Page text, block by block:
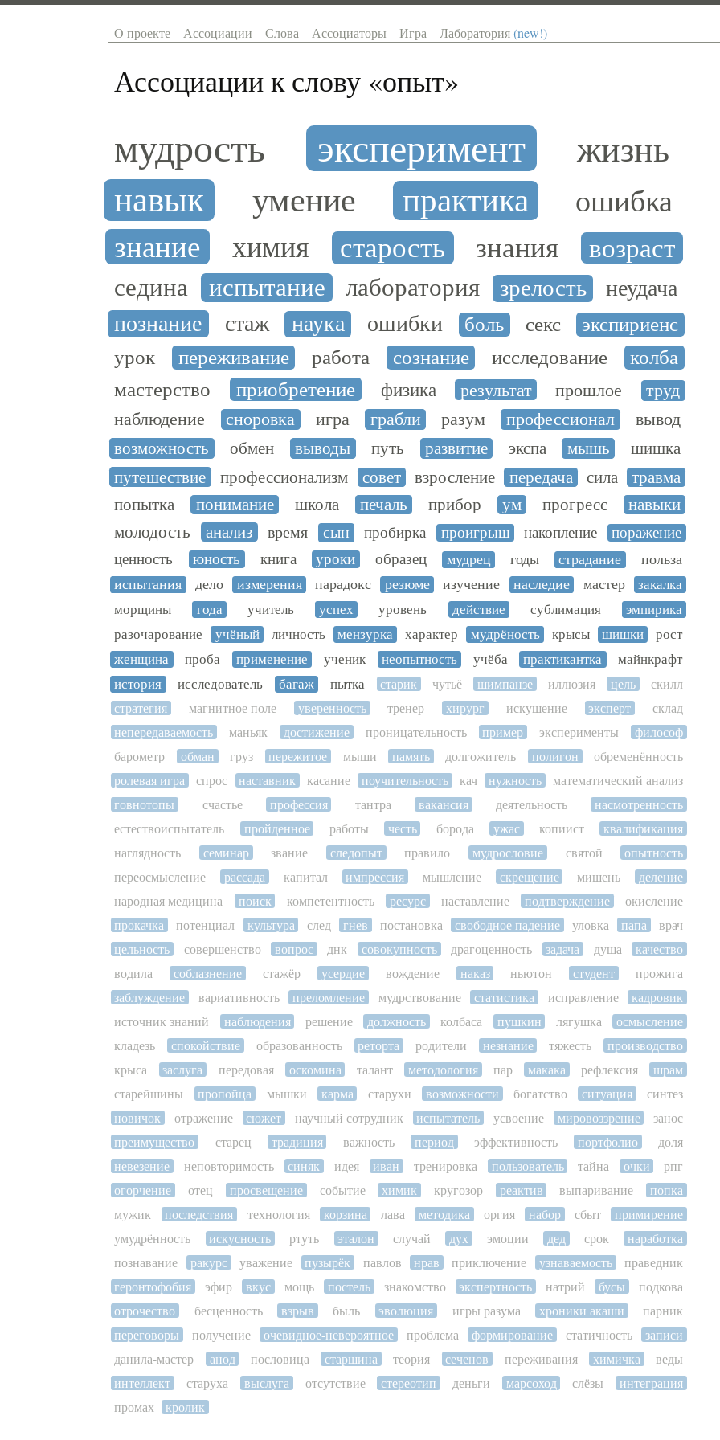
О проекте Ассоциации Слова Ассоциаторы Игра Лаборатория(new!)
Ассоциации к слову «опыт»
мудрость эксперимент
жизнь
навык
умение практика ошибка
знание химия старость знания возраст
седина испытание лаборатория зрелость
неудача
познание
стаж наука ошибки боль секс
экспириенс
урок
переживание работа сознание исследование
колба
мастерство
приобретение физика результат прошлое
труд
наблюдение
сноровка игра грабли разум профессионал
вывод
возможность
обмен выводы путь развитие экспа мышь
шишка
путешествие
профессионализм совет взросление передача сила
травма
попытка
понимание школа печаль прибор ум прогресс
навыки
молодость
анализ время сын пробирка проигрыш накопление
поражение
ценность
юность книга уроки образец мудрец годы страдание
польза
испытания
дело измерения парадокс резюме изучение наследие мастер
закалка
морщины
года учитель успех уровень действие сублимация
эмпирика
разочарование
учёный личность мензурка характер мудрёность крысы шишки
рост
женщина
проба применение ученик неопытность учёба практикантка
майнкрафт
история
исследователь багаж пытка старик чутьё шимпанзе иллюзия цель
скилл
стратегия
магнитное поле уверенность тренер хирург искушение эксперт
склад
непередаваемость
маньяк достижение проницательность пример эксперименты
философ
барометр
обман груз пережитое мыши память долгожитель полигон
обременённость
ролевая игра
спрос наставник касание поучительность кач нужность
математический анализ
говнотопы
счастье профессия тантра вакансия деятельность
насмотренность
естествоиспытатель
пройденное работы честь борода ужас копиист
квалификация
наглядность
семинар звание следопыт правило мудрословие святой
опытность
переосмысление
рассада капитал импрессия мышление скрещение мишень
деление
народная медицина
поиск компетентность ресурс наставление подтверждение
окисление
прокачка
потенциал культура след гнев постановка свободное падение уловка папа
врач
цельность
совершенство вопрос днк совокупность драгоценность задача душа
качество
водила
соблазнение стажёр усердие вождение наказ ньютон студент
прожига
заблуждение
вариативность преломление мудрствование статистика исправление
кадровик
источник знаний
наблюдения решение должность колбаса пушкин лягушка
осмысление
кладезь
спокойствие образованность реторта родители незнание тяжесть
производство
крыса
заслуга передовая оскомина талант методология пар макака рефлексия
шрам
старейшины
пропойца мышки карма старухи возможности богатство ситуация
синтез
новичок
отражение сюжет научный сотрудник испытатель усвоение мировоззрение
занос
преимущество
старец традиция важность период эффективность портфолио
доля
невезение
неповторимость синяк идея иван тренировка пользователь тайна очки
рпг
огорчение
отец просвещение событие химик кругозор реактив выпаривание
попка
мужик
последствия технология корзина лава методика оргия набор сбыт
примирение
умудрённость
искусность ртуть эталон случай дух эмоции дед срок
наработка
познавание
ракурс уважение пузырёк павлов нрав приключение узнаваемость
праведник
геронтофобия
эфир вкус мощь постель знакомство экспертность натрий бусы
подкова
отрочество
бесценность взрыв быль эволюция игры разума хроники акаши
парник
переговоры
получение очевидное-невероятное проблема формирование статичность
записи
данила-мастер
анод пословица старшина теория сеченов переживания химичка
веды
интеллект
старуха выслуга отсутствие стереотип деньги марсоход слёзы
интеграция
промах
кролик